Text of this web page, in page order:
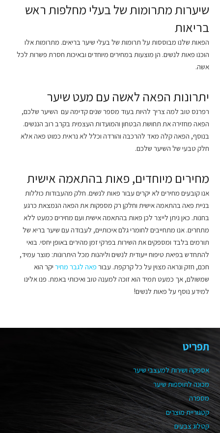
שיערות מתרומות של בעלי מחלפות ראש
בריאות
הפאות שלנו מבוססות על תרומות של בעלי שיער בריאים. מתרומות אלו
הוכנו פאות לנשים. הן מוצעות במחירים מיוחדים ובאיכות חסרת פשרות לכל
אשה.
יתרונות הפאה לאשה עם מעט שיער
רפרנס טוב למה צריך להיות בעוד מספר שנים קדימה עם השיער שלכם,
הפאה מחזירה את תחושת הבטחון והמועדות העצמית בקרב רוב הננשים.
בנוסף, הפאה קלה מאד להרכבה והורדה וכלל לא נראית כמוט פאה אלא
חלק טבעי של השיער שלכם.
מחירים מיוחדים, פאות בהתאמה אישית
אנו קובעים מחירים לא יקרים עבור פאות לנשים. חלק מהעבודות כוללות
בניית פאה בהתאמה אישית וחלקן רק מספקות את הפאה הנמצאת כרגע
בחנות. כאן ניתן לייצר לכן פאות בהתאמה אישית ועם מחירים כמעט ללא
מתחרים. אנו מתחייבים לחומרי גלם איכותיים, לעבודה עם שיער בריא של
תורמים בלבד ומספקים את השירות בפרקי זמן מהירים באופן יחסי. בואי
להתחדש בפיאת טיפוח ייעודית לנשים וליהנות מכל היתרונות: מוצר עמיד,
חכם, חזק ונראה מצוין על כל קרקפת. עבור פאה לגבר מחיר יקר הוא
שמשולם, אך כמעט תמיד הוא זוכה למענה טוב ואיכותי באמת. פנו אלינו
למידע נוסף על פאות לנשים!
תפריט
אספקה ושירות למעצבי שיער
מכונה לתוספות שיער
מספרה
קטגוריית מוצרים
קטלוג צבעים